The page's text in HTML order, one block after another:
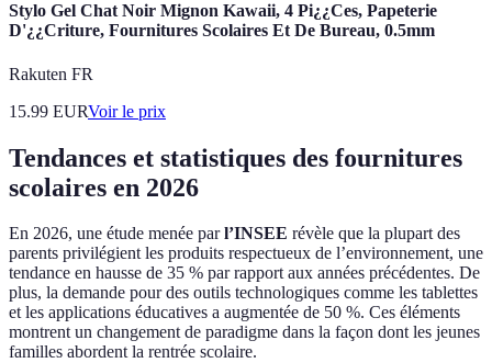
Stylo Gel Chat Noir Mignon Kawaii, 4 Pi¿¿Ces, Papeterie
D'¿¿Criture, Fournitures Scolaires Et De Bureau, 0.5mm
Rakuten FR
15.99 EURVoir le prix
Tendances et statistiques des fournitures
scolaires en 2026
En 2026, une étude menée parl’INSEE révèle que la plupart des
parents privilégient les produits respectueux de l’environnement, une
tendance en hausse de 35 % par rapport aux années précédentes. De
plus, la demande pour des outils technologiques comme les tablettes
et les applications éducatives a augmentée de 50 %. Ces éléments
montrent un changement de paradigme dans la façon dont les jeunes
familles abordent la rentrée scolaire.